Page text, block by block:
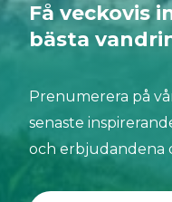
Få veckovis
bästa
Prenumerera på
senaste
och erbjudandena